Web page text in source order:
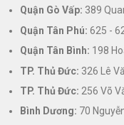
Quận Gò Vấp: 389
Quận Tân Phú: 625 -
Quận Tân Bình: 198
TP. Thủ Đức: 326 Lê
TP. Thủ Đức: 256 Võ
Bình Dương: 70